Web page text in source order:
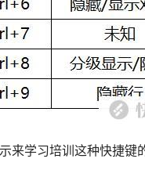
来学习培训这种快捷键